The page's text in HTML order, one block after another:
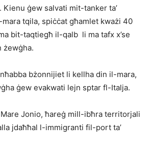
Kienu ġew salvati mit-tanker ta’
tqila, spiċċat għamlet kważi 40
bit-taqtiegħ il-qalb li ma tafx x’se
żewġha.
bżonnijiet li kellha din il-mara,
ġew evakwati lejn sptar fl-Italja.
Jonio, ħareġ mill-ibħra territorjali
jdaħħal l-immigranti fil-port ta’